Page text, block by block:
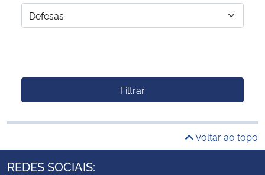
Filtrar
Voltar ao topo
REDES SOCIAIS: